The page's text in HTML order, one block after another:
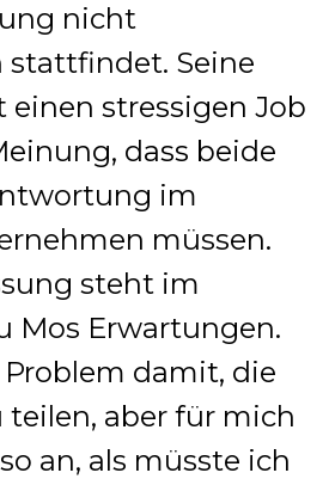
nicht
Seine
einen stressigen Job
dass beide
im
müssen.
steht im
Mos Erwartungen.
Problem damit, die
teilen, aber für mich
an, als müsste ich